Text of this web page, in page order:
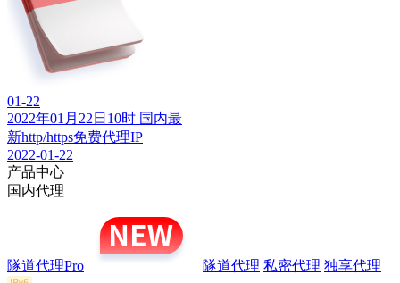
01-22
2022年01月22日10时 国内最
新http/https免费代理IP
2022-01-22
产品中心
国内代理
隧道代理Pro 隧道代理 私密代理 独享代理